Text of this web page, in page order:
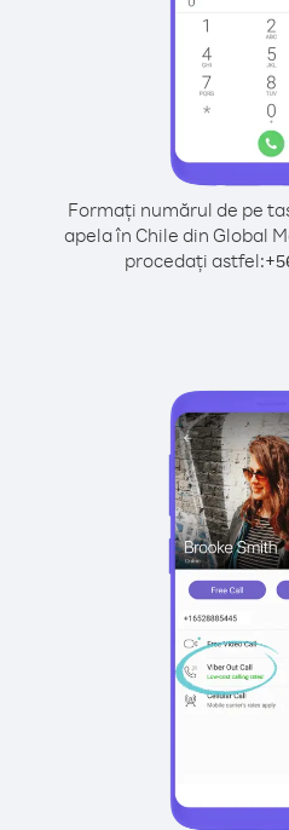
Formați numărul de pe
apela în Chile din Global
procedați astfel:+